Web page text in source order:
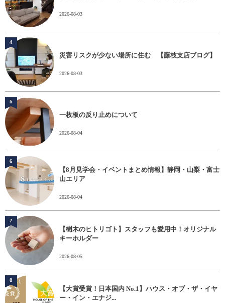
2026-08-03
災害リスクが少ない場所に住む 【藤枝支店ブログ】
2026-08-03
4
一枚板の反り止めについて
2026-08-04
5
【8月見学会・イベントまとめ情報】静岡・山梨・富士
山エリア
2026-08-04
6
【樹木のヒトリゴト】スタッフも愛用中！オリジナル
キーホルダー
2026-08-05
7
【大賞受賞！日本国内 No.1】ハウス・オブ・ザ・イヤ
ー・イン・エナジ...
8